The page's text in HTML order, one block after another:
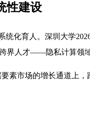
性建设
化育人。深圳大学
界人才——隐私计算领
素市场的增长通道上